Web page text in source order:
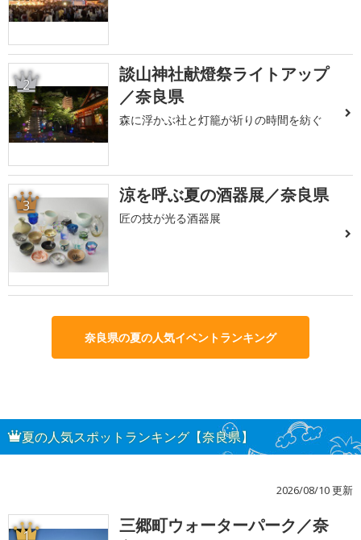
2
談山神社献燈祭ライトアップ
／奈良県
森に浮かぶ社と灯籠が祈りの時間を紡ぐ
3 涼を呼ぶ夏の酒器展／奈良県
匠の技が光る酒器展
奈良県の夏の人気イベントランキング
夏の人気スポットランキング【奈良県】
2026/08/10 更新
1
三郷町ウォーターパーク／奈